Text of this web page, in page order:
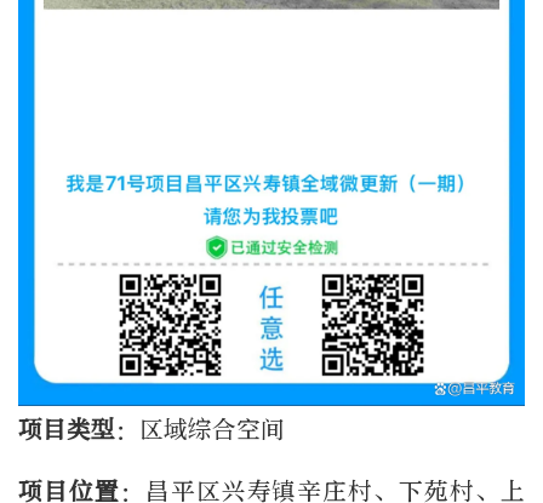
项目类型：区域综合空间
项目位置：昌平区兴寿镇辛庄村、下苑村、上